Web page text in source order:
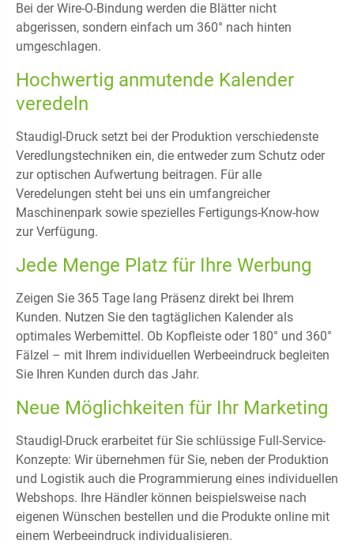
Bei der Wire-O-Bindung werden die Blätter nicht
abgerissen, sondern einfach um 360° nach hinten
umgeschlagen.
Hochwertig anmutende Kalender
veredeln
Staudigl-Druck setzt bei der Produktion verschiedenste
Veredlungstechniken ein, die entweder zum Schutz oder
zur optischen Aufwertung beitragen. Für alle
Veredelungen steht bei uns ein umfangreicher
Maschinenpark sowie spezielles Fertigungs-Know-how
zur Verfügung.
Jede Menge Platz für Ihre Werbung
Zeigen Sie 365 Tage lang Präsenz direkt bei Ihrem
Kunden. Nutzen Sie den tagtäglichen Kalender als
optimales Werbemittel. Ob Kopfleiste oder 180° und 360°
Fälzel – mit Ihrem individuellen Werbeeindruck begleiten
Sie Ihren Kunden durch das Jahr.
Neue Möglichkeiten für Ihr Marketing
Staudigl-Druck erarbeitet für Sie schlüssige Full-Service-
Konzepte: Wir übernehmen für Sie, neben der Produktion
und Logistik auch die Programmierung eines individuellen
Webshops. Ihre Händler können beispielsweise nach
eigenen Wünschen bestellen und die Produkte online mit
einem Werbeeindruck individualisieren.